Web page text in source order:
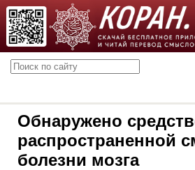
Обнаружено
распространенной
болезни мозга